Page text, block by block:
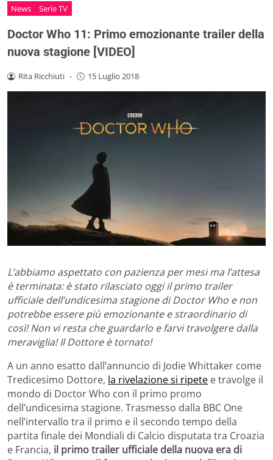
News Serie TV
Doctor Who 11: Primo emozionante trailer della
nuova stagione [VIDEO]
Rita Ricchiuti - 15 Luglio 2018
L’abbiamo aspettato con pazienza per mesi ma l’attesa
è terminata: è stato rilasciato oggi il primo trailer
ufficiale dell’undicesima stagione di Doctor Who e non
potrebbe essere più emozionante e straordinario di
così! Non vi resta che guardarlo e farvi travolgere dalla
meraviglia! Il Dottore è tornato!
A un anno esatto dall’annuncio di Jodie Whittaker come
Tredicesimo Dottore, la rivelazione si ripete e travolge il
mondo di Doctor Who con il primo promo
dell’undicesima stagione. Trasmesso dalla BBC One
nell’intervallo tra il primo e il secondo tempo della
partita finale dei Mondiali di Calcio disputata tra Croazia
e Francia, il primo trailer ufficiale della nuova era di